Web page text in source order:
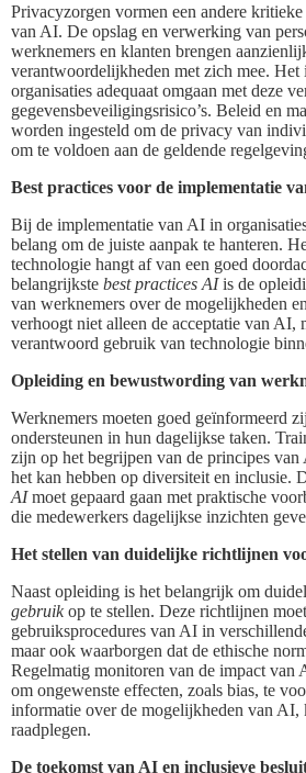
Privacyzorgen vormen een andere
van AI. De opslag en verwerking van
werknemers en klanten brengen
verantwoordelijkheden met zich mee. Het
organisaties adequaat omgaan met deze
gegevensbeveiligingsrisico’s. Beleid en
worden ingesteld om de privacy van
om te voldoen aan de geldende
Best practices voor de implementatie
Bij de implementatie van AI in
belang om de juiste aanpak te hanteren.
technologie hangt af van een goed
belangrijkste best practices AIis de
van werknemers over de mogelijkheden
verhoogt niet alleen de acceptatie van AI,
verantwoord gebruik van technologie
Opleiding en bewustwording van
Werknemers moeten goed geïnformeerd
ondersteunen in hun dagelijkse taken.
zijn op het begrijpen van de principes
het kan hebben op diversiteit en inclusie.
AImoet gepaard gaan met praktische
die medewerkers dagelijkse inzichten
Het stellen van duidelijke richtlijnen
Naast opleiding is het belangrijk om
gebruikop te stellen. Deze richtlijnen
gebruiksprocedures van AI in
maar ook waarborgen dat de ethische
Regelmatig monitoren van de impact van
om ongewenste effecten, zoals bias, te
informatie over de mogelijkheden van AI,
raadplegen.
De toekomst van AI en inclusieve